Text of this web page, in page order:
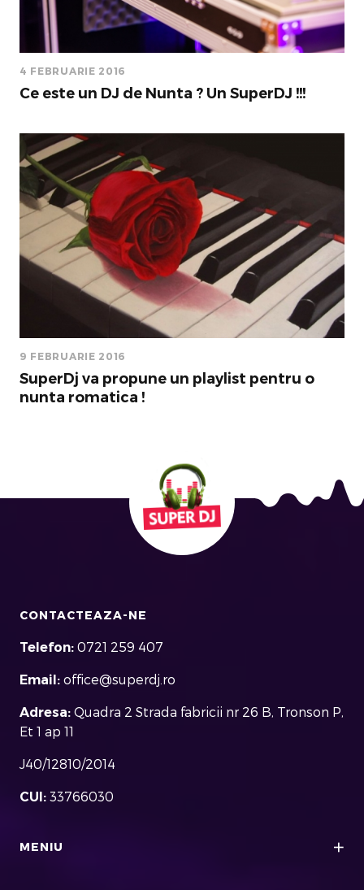
4 FEBRUARIE 2016
Ce este un DJ de Nunta ? Un SuperDJ !!!
9 FEBRUARIE 2016
SuperDj va propune un playlist pentru o
nunta romatica !
CONTACTEAZA-NE
Telefon: 0721 259 407
Email: office@superdj.ro
Adresa: Quadra 2 Strada fabricii nr 26 B, Tronson P,
Et 1 ap 11
J40/12810/2014
CUI: 33766030
MENIU